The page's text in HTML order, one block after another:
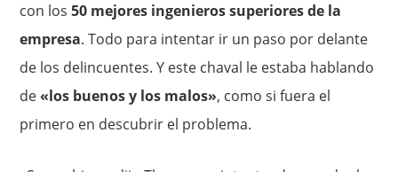
con los50 mejores ingenieros superiores de la
empresa. Todo para intentar ir un paso por delante
de los delincuentes. Y este chaval le estaba hablando
de«los buenos y los malos», como si fuera el
primero en descubrir el problema.